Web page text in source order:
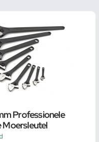
Professionele
Moersleutel